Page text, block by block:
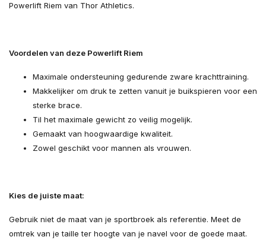
Powerlift Riem van Thor Athletics.
Voordelen van deze Powerlift Riem
Maximale ondersteuning gedurende zware krachttraining.
Makkelijker om druk te zetten vanuit je buikspieren voor een
sterke brace.
Til het maximale gewicht zo veilig mogelijk.
Gemaakt van hoogwaardige kwaliteit.
Zowel geschikt voor mannen als vrouwen.
Kies de juiste maat:
Gebruik niet de maat van je sportbroek als referentie. Meet de
omtrek van je taille ter hoogte van je navel voor de goede maat.